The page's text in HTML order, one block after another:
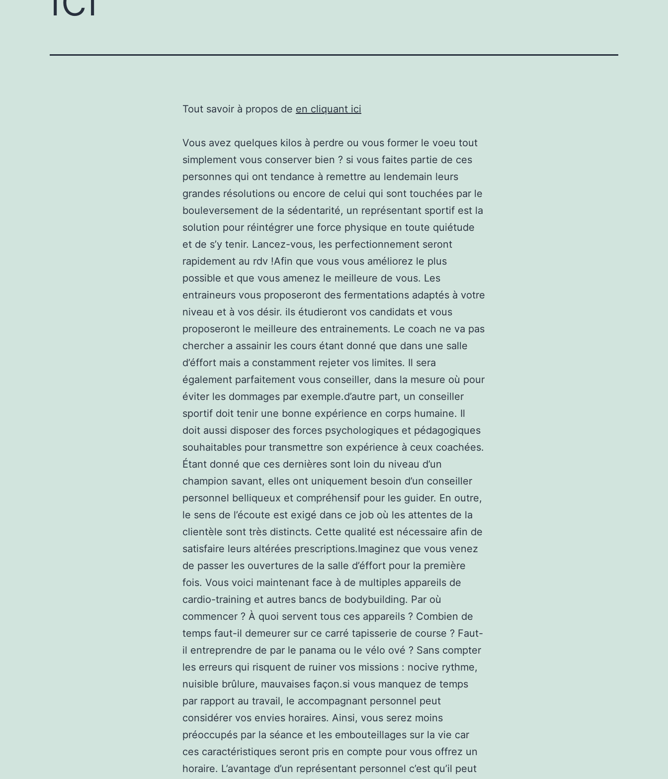
Tout savoir à propos de en cliquant ici
Vous avez quelques kilos à perdre ou vous former le voeu tout
simplement vous conserver bien ? si vous faites partie de ces
personnes qui ont tendance à remettre au lendemain leurs
grandes résolutions ou encore de celui qui sont touchées par le
bouleversement de la sédentarité, un représentant sportif est la
solution pour réintégrer une force physique en toute quiétude
et de s’y tenir. Lancez-vous, les perfectionnement seront
rapidement au rdv !Afin que vous vous améliorez le plus
possible et que vous amenez le meilleure de vous. Les
entraineurs vous proposeront des fermentations adaptés à votre
niveau et à vos désir. ils étudieront vos candidats et vous
proposeront le meilleure des entrainements. Le coach ne va pas
chercher a assainir les cours étant donné que dans une salle
d’éffort mais a constamment rejeter vos limites. Il sera
également parfaitement vous conseiller, dans la mesure où pour
éviter les dommages par exemple.d’autre part, un conseiller
sportif doit tenir une bonne expérience en corps humaine. Il
doit aussi disposer des forces psychologiques et pédagogiques
souhaitables pour transmettre son expérience à ceux coachées.
Étant donné que ces dernières sont loin du niveau d’un
champion savant, elles ont uniquement besoin d’un conseiller
personnel belliqueux et compréhensif pour les guider. En outre,
le sens de l’écoute est exigé dans ce job où les attentes de la
clientèle sont très distincts. Cette qualité est nécessaire afin de
satisfaire leurs altérées prescriptions.Imaginez que vous venez
de passer les ouvertures de la salle d’éffort pour la première
fois. Vous voici maintenant face à de multiples appareils de
cardio-training et autres bancs de bodybuilding. Par où
commencer ? À quoi servent tous ces appareils ? Combien de
temps faut-il demeurer sur ce carré tapisserie de course ? Faut-
il entreprendre de par le panama ou le vélo ové ? Sans compter
les erreurs qui risquent de ruiner vos missions : nocive rythme,
nuisible brûlure, mauvaises façon.si vous manquez de temps
par rapport au travail, le accompagnant personnel peut
considérer vos envies horaires. Ainsi, vous serez moins
préoccupés par la séance et les embouteillages sur la vie car
ces caractéristiques seront pris en compte pour vous offrez un
horaire. L’avantage d’un représentant personnel c’est qu’il peut